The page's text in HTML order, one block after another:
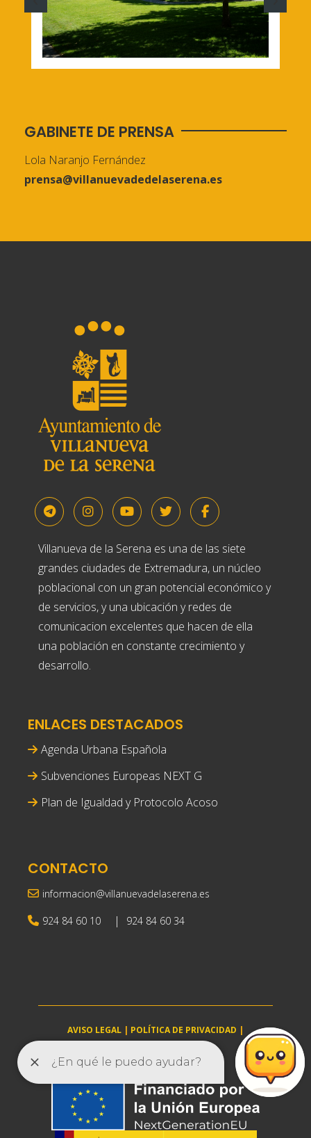
GABINETE DE PRENSA
Lola Naranjo Fernández
prensa@villanuevadedelaserena.es
Villanueva de la Serena es una de las siete
grandes ciudades de Extremadura, un núcleo
poblacional con un gran potencial económico y
de servicios, y una ubicación y redes de
comunicacion excelentes que hacen de ella
una población en constante crecimiento y
desarrollo.
ENLACES DESTACADOS
Agenda Urbana Española
Subvenciones Europeas NEXT G
Plan de Igualdad y Protocolo Acoso
CONTACTO
informacion@villanuevadelaserena.es
924 84 60 10 | 924 84 60 34
AVISO LEGAL | POLÍTICA DE PRIVACIDAD |
villanuevadelaserena.es © 2025